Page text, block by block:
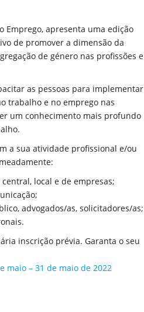
Emprego, apresenta uma edição
de promover a dimensão da
de género nas profissões e
as pessoas para implementar
trabalho e no emprego nas
um conhecimento mais profundo
a sua atividade profissional e/ou
local e de empresas;
advogados/as, solicitadores/as;
inscrição prévia. Garanta o seu
maio – 31 de maio de 2022